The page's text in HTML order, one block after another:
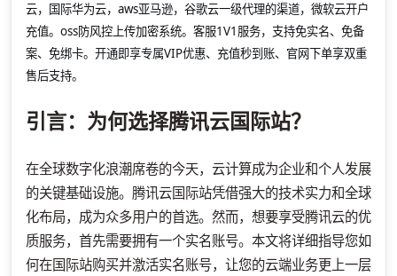
云，国际华为云，aws亚马逊，谷歌云一级代理的渠道，微软云开户
充值。oss防风控上传加密系统。客服1V1服务，支持免实名、免备
案、免绑卡。开通即享专属VIP优惠、充值秒到账、官网下单享双重
售后支持。
引言：为何选择腾讯云国际站？
在全球数字化浪潮席卷的今天，云计算成为企业和个人发展
的关键基础设施。腾讯云国际站凭借强大的技术实力和全球
化布局，成为众多用户的首选。然而，想要享受腾讯云的优
质服务，首先需要拥有一个实名账号。本文将详细指导您如
何在国际站购买并激活实名账号，让您的云端业务更上一层